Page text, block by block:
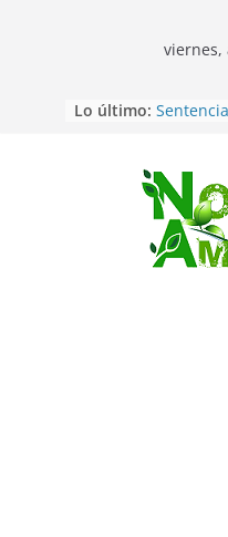
viernes,
Lo último:
Vozinha,
cabo
Pastaza:
Agosto
La